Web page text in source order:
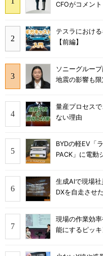
CFOがコメント
テスラにおけ
【前編】
ソニーグルー
地震の影響も限
量産プロセス
ない理由
BYDの軽EV「
PACK」に電動
生成AIで現場
DXを自走させ
現場の作業効
能にするピッ